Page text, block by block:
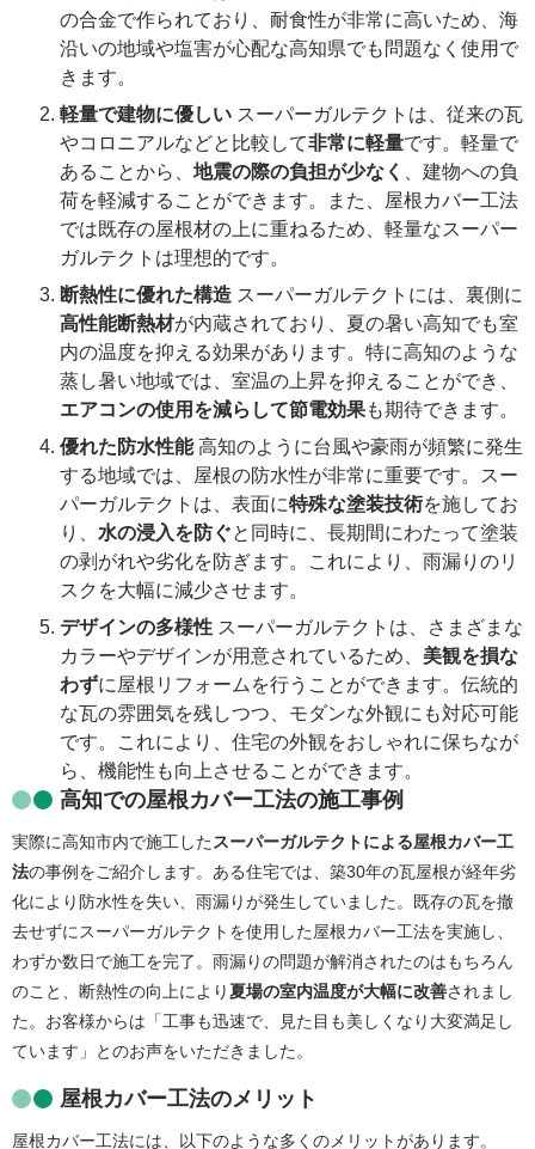
の合金で作られており、耐食性が非常に高いため、海
沿いの地域や塩害が心配な高知県でも問題なく使用で
きます。
軽量で建物に優しい スーパーガルテクトは、従来の瓦
やコロニアルなどと比較して非常に軽量です。軽量で
あることから、 地震の際の負担が少なく
、建物への負
荷を軽減することができます。また、屋根カバー工法
では既存の屋根材の上に重ねるため、軽量なスーパー
ガルテクトは理想的です。
断熱性に優れた構造 スーパーガルテクトには、裏側に
高性能断熱材が内蔵されており、夏の暑い高知でも室
内の温度を抑える効果があります。特に高知のような
蒸し暑い地域では、室温の上昇を抑えることができ、
エアコンの使用を減らして節電効果も期待できます。
優れた防水性能高知のように台風や豪雨が頻繁に発生
する地域では、屋根の防水性が非常に重要です。スー
パーガルテクトは、表面に特殊な塗装技術を施してお
り、 水の浸入を防ぐと同時に、長期間にわたって塗装
の剥がれや劣化を防ぎます。これにより、雨漏りのリ
スクを大幅に減少させます。
デザインの多様性 スーパーガルテクトは、さまざまな
カラーやデザインが用意されているため、 美観を損な
わずに屋根リフォームを行うことができます。伝統的
な瓦の雰囲気を残しつつ、モダンな外観にも対応可能
です。これにより、住宅の外観をおしゃれに保ちなが
ら、機能性も向上させることができます。
高知での屋根カバー工法の施工事例
実際に高知市内で施工した スーパーガルテクトによる屋根カバー工
法の事例をご紹介します。ある住宅では、築30年の瓦屋根が経年劣
化により防水性を失い、雨漏りが発生していました。既存の瓦を撤
去せずにスーパーガルテクトを使用した屋根カバー工法を実施し、
わずか数日で施工を完了。雨漏りの問題が解消されたのはもちろん
のこと、断熱性の向上により夏場の室内温度が大幅に改善されまし
た。お客様からは「工事も迅速で、見た目も美しくなり大変満足し
ています」とのお声をいただきました。
屋根カバー工法のメリット
屋根カバー工法には、以下のような多くのメリットがあります。